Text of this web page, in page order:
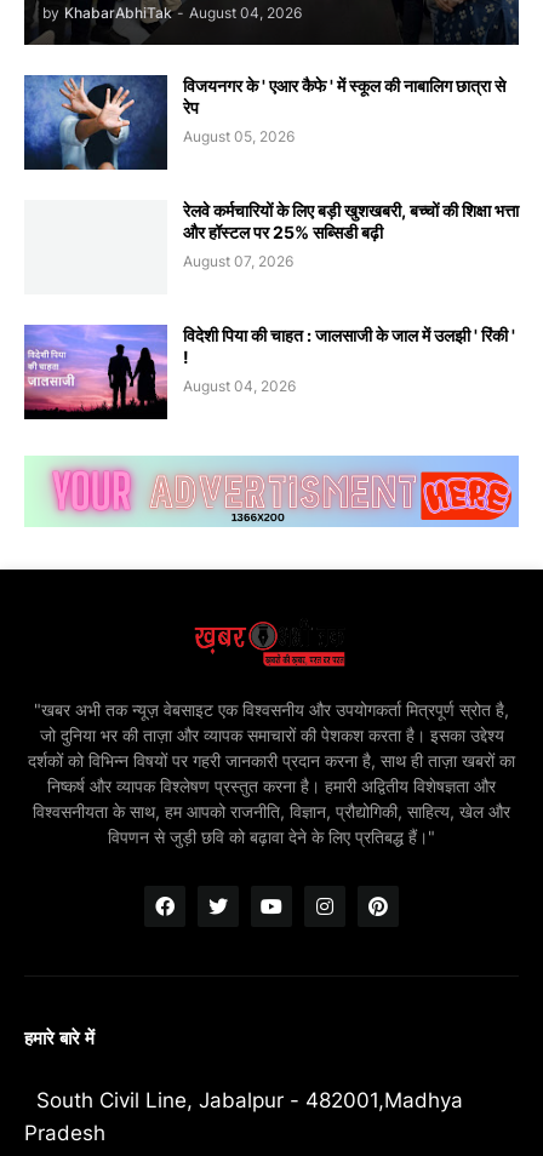
by KhabarAbhiTak - August 04, 2026
विजयनगर के ' एआर कैफे ' में स्कूल की नाबालिग छात्रा से
रेप
August 05, 2026
रेलवे कर्मचारियों के लिए बड़ी खुशखबरी, बच्चों की शिक्षा भत्ता
और हॉस्टल पर 25% सब्सिडी बढ़ी
August 07, 2026
विदेशी पिया की चाहत : जालसाजी के जाल में उलझी ' रिंकी '
!
August 04, 2026
"खबर अभी तक न्यूज़ वेबसाइट एक विश्वसनीय और उपयोगकर्ता मित्रपूर्ण स्रोत है,
जो दुनिया भर की ताज़ा और व्यापक समाचारों की पेशकश करता है। इसका उद्देश्य
दर्शकों को विभिन्न विषयों पर गहरी जानकारी प्रदान करना है, साथ ही ताज़ा खबरों का
निष्कर्ष और व्यापक विश्लेषण प्रस्तुत करना है। हमारी अद्वितीय विशेषज्ञता और
विश्वसनीयता के साथ, हम आपको राजनीति, विज्ञान, प्रौद्योगिकी, साहित्य, खेल और
विपणन से जुड़ी छवि को बढ़ावा देने के लिए प्रतिबद्ध हैं।"
हमारे बारे में
South Civil Line, Jabalpur - 482001,Madhya
Pradesh